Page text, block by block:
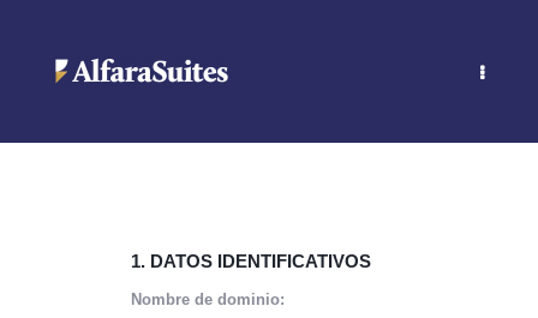
Contacto
1. DATOS IDENTIFICATIVOS
Nombre de dominio: